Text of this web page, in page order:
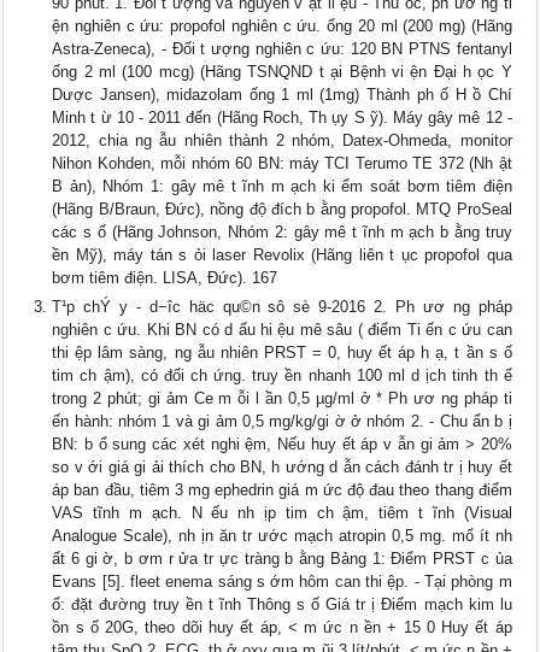
ện nghiên c ứu: propofol nghiên c ứu. ống 20 ml (200 mg) (Hãng
Astra-Zeneca), - Đối t ượng nghiên c ứu: 120 BN PTNS fentanyl
ống 2 ml (100 mcg) (Hãng TSNQND t ại Bệnh vi ện Đại h ọc Y
Dược Jansen), midazolam ống 1 ml (1mg) Thành ph ố H ồ Chí
Minh t ừ 10 - 2011 đến (Hãng Roch, Th ụy S ỹ). Máy gây mê 12 -
2012, chia ng ẫu nhiên thành 2 nhóm, Datex-Ohmeda, monitor
Nihon Kohden, mỗi nhóm 60 BN: máy TCI Terumo TE 372 (Nh ật
B ản), Nhóm 1: gây mê t ĩnh m ạch ki ểm soát bơm tiêm điện
(Hãng B/Braun, Đức), nồng độ đích b ằng propofol. MTQ ProSeal
các s ố (Hãng Johnson, Nhóm 2: gây mê t ĩnh m ạch b ằng truy
ền Mỹ), máy tán s ỏi laser Revolix (Hãng liên t ục propofol qua
bơm tiêm điện. LISA, Đức). 167
T¹p chÝ y - d−îc häc qu©n sô sè 9-2016 2. Ph ươ ng pháp
nghiên c ứu. Khi BN có d ấu hi ệu mê sâu ( điểm Ti ến c ứu can
thi ệp lâm sàng, ng ẫu nhiên PRST = 0, huy ết áp h ạ, t ần s ố
tim ch ậm), có đối ch ứng. truy ền nhanh 100 ml d ịch tinh th ể
trong 2 phút; gi ảm Ce m ỗi l ần 0,5 µg/ml ở * Ph ươ ng pháp ti
ến hành: nhóm 1 và gi ảm 0,5 mg/kg/gi ờ ở nhóm 2. - Chu ẩn b ị
BN: b ổ sung các xét nghi ệm, Nếu huy ết áp v ẫn gi ảm > 20%
so v ới giá gi ải thích cho BN, h ướng d ẫn cách đánh tr ị huy ết
áp ban đầu, tiêm 3 mg ephedrin giá m ức độ đau theo thang điểm
VAS tĩnh m ạch. N ếu nh ịp tim ch ậm, tiêm t ĩnh (Visual
Analogue Scale), nh ịn ăn tr ước mạch atropin 0,5 mg. mổ ít nh
ất 6 gi ờ, b ơm r ửa tr ực tràng b ằng Bảng 1: Điểm PRST c ủa
Evans [5]. fleet enema sáng s ớm hôm can thi ệp. - Tại phòng m
ổ: đặt đường truy ền t ĩnh Thông s ố Giá tr ị Điểm mạch kim lu
ồn s ố 20G, theo dõi huy ết áp, < m ức n ền + 15 0 Huy ết áp